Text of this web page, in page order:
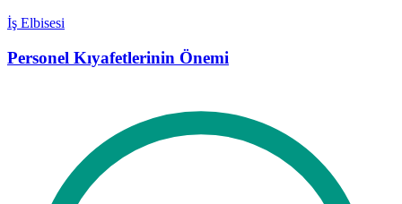
İş Elbisesi
Personel Kıyafetlerinin Önemi